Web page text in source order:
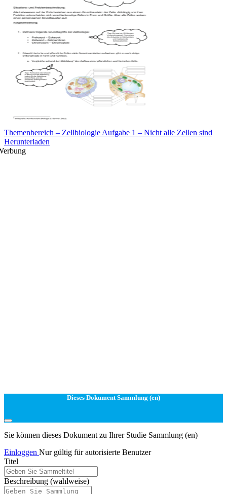
Themenbereich – Zellbiologie Aufgabe 1 – Nicht alle Zellen sind
Herunterladen
Dieses Dokument Sammlung (en)
Sie können dieses Dokument zu Ihrer Studie Sammlung (en)
Einloggen Nur gültig für autorisierte Benutzer
Titel
Beschreibung (wahlweise)